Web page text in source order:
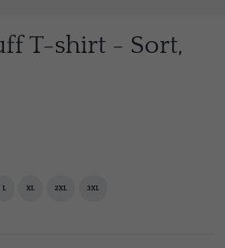
T-shirt - Sort,
L XL 2XL 3XL